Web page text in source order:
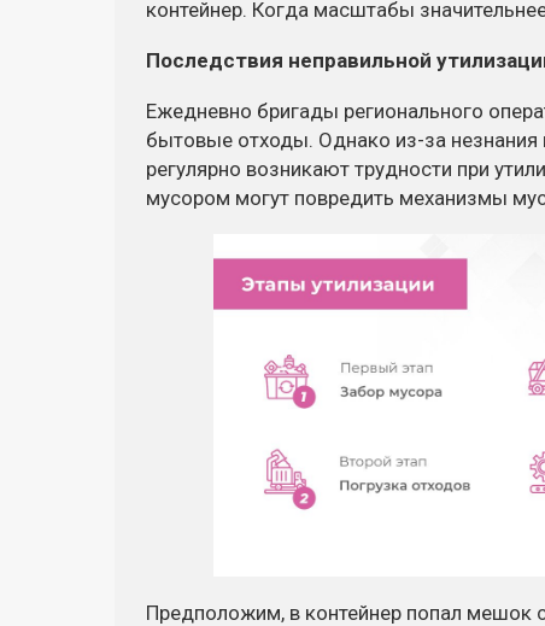
контейнер. Когда масштабы
Последствия неправильной
Ежедневно бригады регионального
бытовые отходы. Однако из-за незнания
регулярно возникают трудности при
мусором могут повредить механизмы
Предположим, в контейнер попал мешок